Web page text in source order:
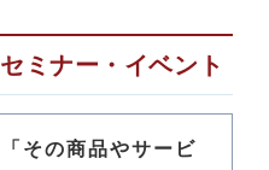
ミナー・イベント
その商品やサービ